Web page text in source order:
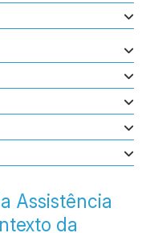
Assistência
da